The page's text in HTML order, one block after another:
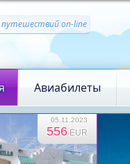
путешествий on-line
Авиабилеты
05.11.2023
556 EUR